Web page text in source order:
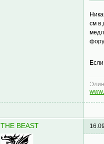
см в
THE BEAST